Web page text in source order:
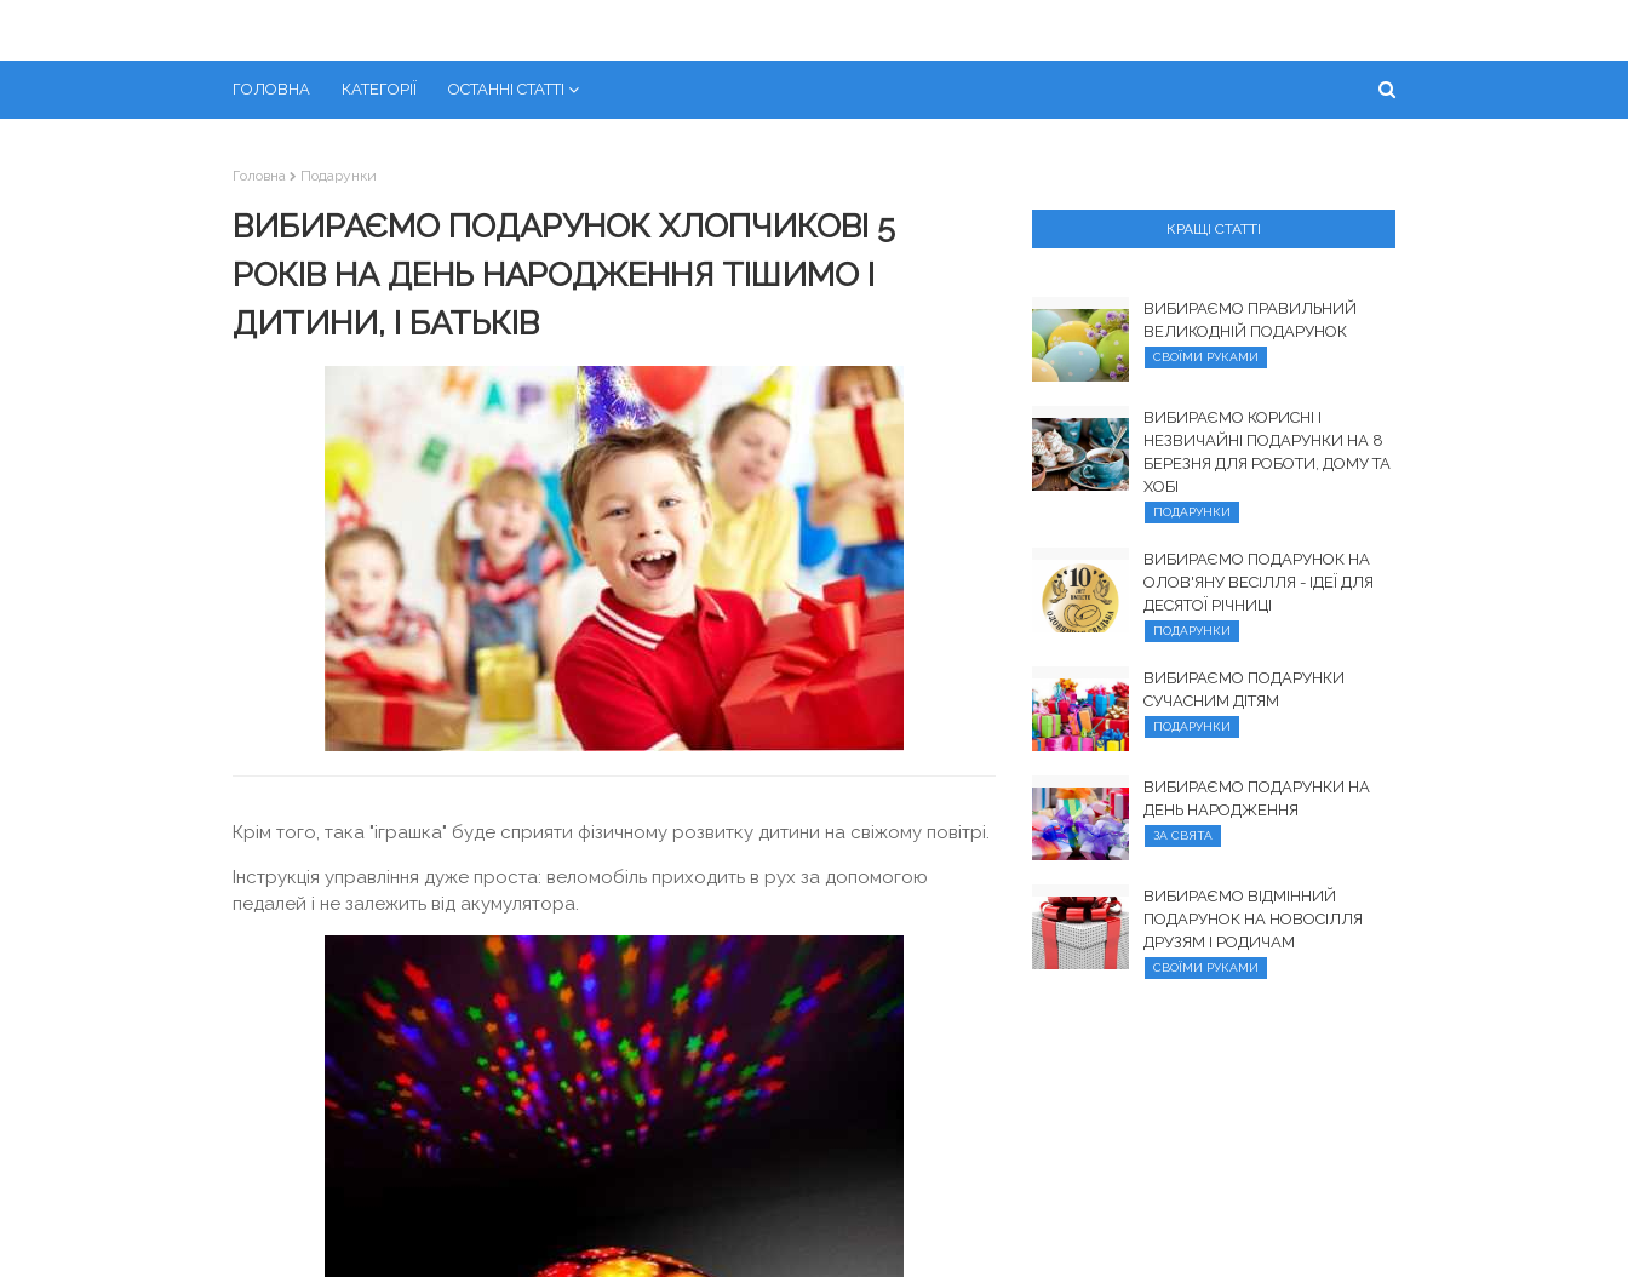
ГОЛОВНА КАТЕГОРІЇ ОСТАННІ СТАТТІ
Головна Подарунки
ВИБИРАЄМО ПОДАРУНОК ХЛОПЧИКОВІ 5
РОКІВ НА ДЕНЬ НАРОДЖЕННЯ ТІШИМО І
ДИТИНИ, І БАТЬКІВ
Крім того, така "іграшка" буде сприяти фізичному розвитку дитини на свіжому повітрі.
Інструкція управління дуже проста: веломобіль приходить в рух за допомогою
педалей і не залежить від акумулятора.
КРАЩІ СТАТТІ
ВИБИРАЄМО ПРАВИЛЬНИЙ
ВЕЛИКОДНІЙ ПОДАРУНОК
СВОЇМИ РУКАМИ
ВИБИРАЄМО КОРИСНІ І
НЕЗВИЧАЙНІ ПОДАРУНКИ НА 8
БЕРЕЗНЯ ДЛЯ РОБОТИ, ДОМУ ТА
ХОБІ
ПОДАРУНКИ
ВИБИРАЄМО ПОДАРУНОК НА
ОЛОВ'ЯНУ ВЕСІЛЛЯ - ІДЕЇ ДЛЯ
ДЕСЯТОЇ РІЧНИЦІ
ПОДАРУНКИ
ВИБИРАЄМО ПОДАРУНКИ
СУЧАСНИМ ДІТЯМ
ПОДАРУНКИ
ВИБИРАЄМО ПОДАРУНКИ НА
ДЕНЬ НАРОДЖЕННЯ
ЗА СВЯТА
ВИБИРАЄМО ВІДМІННИЙ
ПОДАРУНОК НА НОВОСІЛЛЯ
ДРУЗЯМ І РОДИЧАМ
СВОЇМИ РУКАМИ